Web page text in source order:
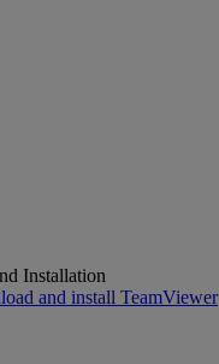
Installation
and install TeamViewer